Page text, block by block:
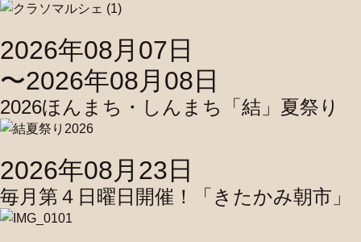
2026年08月07日
〜2026年08月08日
2026ほんまち・しんまち「結」夏祭り
2026年08月23日
毎月第４日曜日開催！「きたかみ朝市」